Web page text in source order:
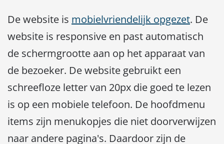
De website is mobielvriendelijk opgezet. De
website is responsive en past automatisch
de schermgrootte aan op het apparaat van
de bezoeker. De website gebruikt een
schreefloze letter van 20px die goed te lezen
is op een mobiele telefoon. De hoofdmenu
items zijn menukopjes die niet doorverwijzen
naar andere pagina's. Daardoor zijn de